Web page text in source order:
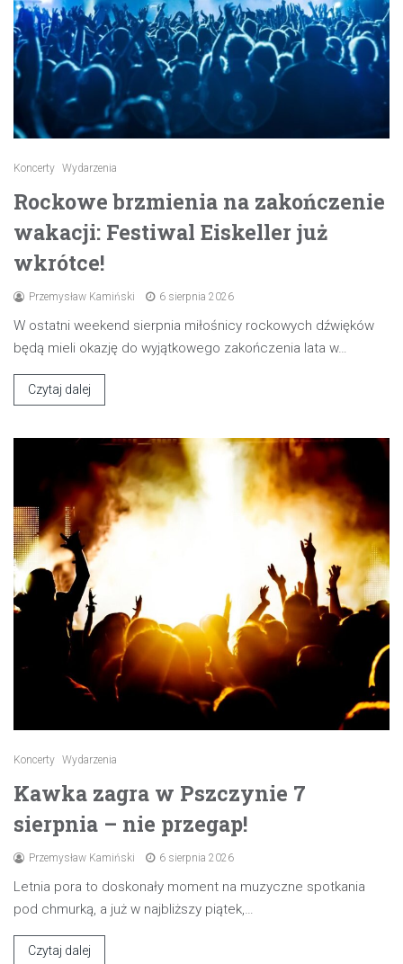
Koncerty Wydarzenia
Rockowe brzmienia na zakończenie
wakacji: Festiwal Eiskeller już
wkrótce!
Przemysław Kamiński 6 sierpnia 2026
W ostatni weekend sierpnia miłośnicy rockowych dźwięków
będą mieli okazję do wyjątkowego zakończenia lata w…
Czytaj dalej
Koncerty Wydarzenia
Kawka zagra w Pszczynie 7
sierpnia – nie przegap!
Przemysław Kamiński 6 sierpnia 2026
Letnia pora to doskonały moment na muzyczne spotkania
pod chmurką, a już w najbliższy piątek,…
Czytaj dalej